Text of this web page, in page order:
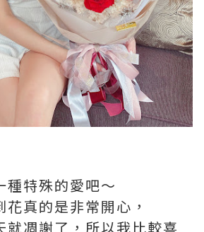
種特殊的愛吧～
真的是非常開心，
就凋謝了，所以我比較喜